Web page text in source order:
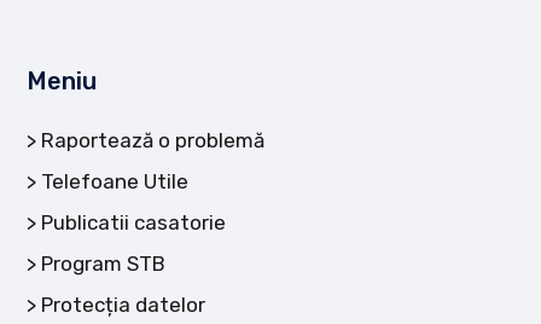
Meniu
Raportează o problemă
Telefoane Utile
Publicatii casatorie
Program STB
Protecția datelor